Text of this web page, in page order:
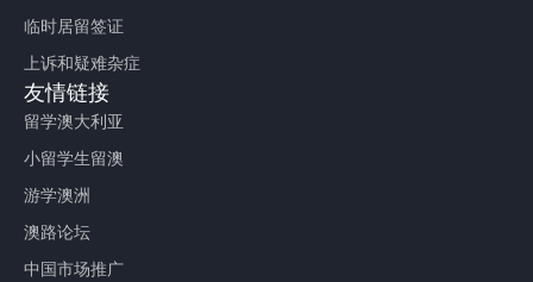
临时居留签证
上诉和疑难杂症
友情链接
留学澳大利亚
小留学生留澳
游学澳洲
澳路论坛
中国市场推广